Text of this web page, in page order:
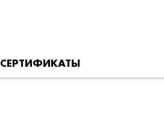
СЕРТИФИКАТЫ